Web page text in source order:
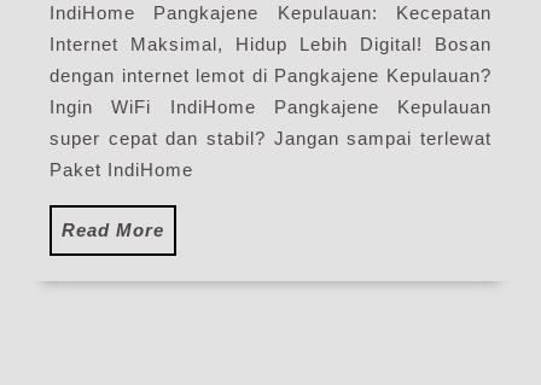
Paket
Pasang
WiFi
IndiHome
Terbaru
IndiHome Pangkajene Kepulauan: Kecepatan
Internet Maksimal, Hidup Lebih Digital! Bosan
dengan internet lemot di Pangkajene Kepulauan?
Ingin WiFi IndiHome Pangkajene Kepulauan
super cepat dan stabil? Jangan sampai terlewat
Paket IndiHome
Read More
More